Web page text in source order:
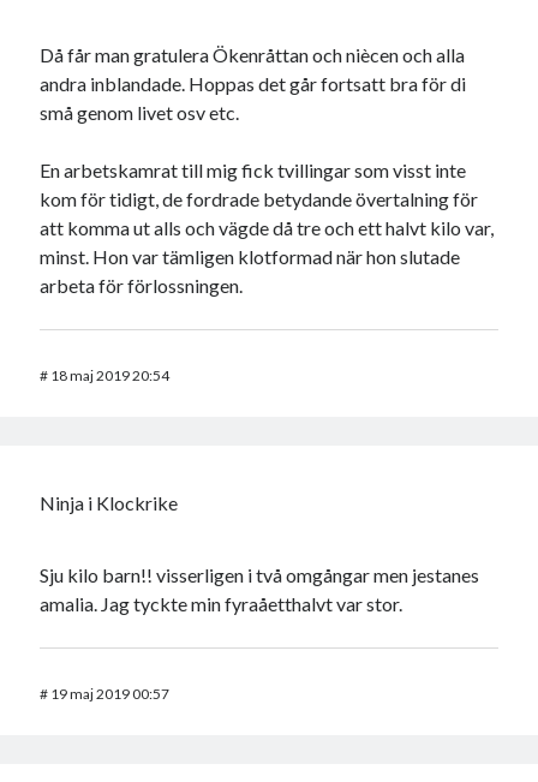
Då får man gratulera Ökenråttan och niècen och alla
andra inblandade. Hoppas det går fortsatt bra för di
små genom livet osv etc.
En arbetskamrat till mig fick tvillingar som visst inte
kom för tidigt, de fordrade betydande övertalning för
att komma ut alls och vägde då tre och ett halvt kilo var,
minst. Hon var tämligen klotformad när hon slutade
arbeta för förlossningen.
# 18 maj 2019 20:54
Ninja i Klockrike
Sju kilo barn!! visserligen i två omgångar men jestanes
amalia. Jag tyckte min fyraåetthalvt var stor.
# 19 maj 2019 00:57